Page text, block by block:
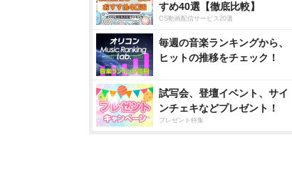
すめ40選【徹底比較】
CS動画配信サービス20選
毎週の音楽ランキングから、
ヒットの推移をチェック！
試写会、登壇イベント、サイ
ンチェキなどプレゼント！
プレゼント特集